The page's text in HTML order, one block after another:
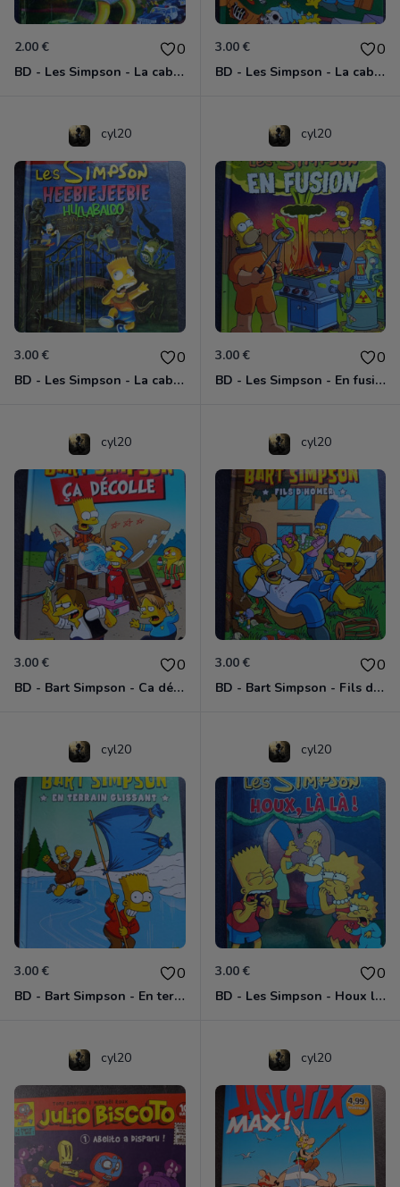
2.00 € 0
BD - Les Simpson - La cabane des horreurs - Bart attacks - Tome 7
3.00 € 0
BD - Les Simpson - La cabane des horreurs - mort de rire - Tome 6
cyl20
3.00 € 0
BD - Les Simpson - La cabane des horreurs - Heebie-Jeebie Hullabaloo - Tome 3
cyl20
3.00 € 0
BD - Les Simpson - En fusion - Tome 30
cyl20
3.00 € 0
BD - Bart Simpson - Ca décolle - Tome 11
cyl20
3.00 € 0
BD - Bart Simpson - Fils d'Homer - Tome 3
cyl20
3.00 € 0
BD - Bart Simpson - En terrain glissant - Tome 2
cyl20
3.00 € 0
BD - Les Simpson - Houx là là - Tome 5
cyl20 cyl20